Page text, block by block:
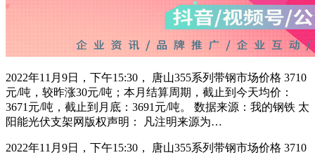
2022年11月9日，下午15:30， 唐山355系列带钢市场价格 3710
元/吨，较昨涨30元/吨；本月结算周期，截止到今天均价：
3671元/吨，截止到月底：3691元/吨。 数据来源：我的钢铁 太
阳能光伏支架网版权声明： 凡注明来源为…
2022年11月9日，下午15:30， 唐山355系列带钢市场价格 3710